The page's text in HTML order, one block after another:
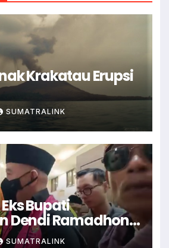
Krakatau Erupsi
SUMATRALINK
Bupati
Dendi Ramadhona
Wartawan
SUMATRALINK